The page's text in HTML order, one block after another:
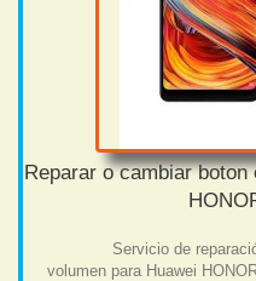
Reparar o cambiar
Servicio de
volumen para Huawei